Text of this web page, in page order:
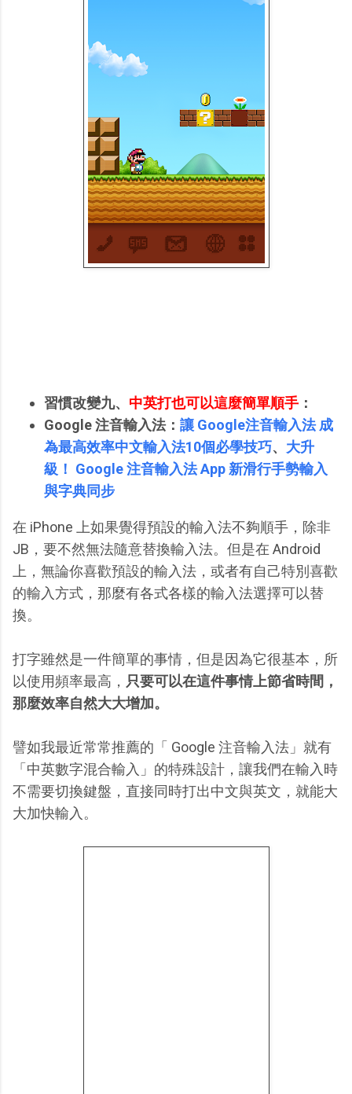
習慣改變九、 中英打也可以這麼簡單順手 ：
Google 注音輸入法： 讓 Google注音輸入法 成
為最高效率中文輸入法10個必學技巧、 大升
級！ Google 注音輸入法 App 新滑行手勢輸入
與字典同步
在 iPhone 上如果覺得預設的輸入法不夠順手，除非
JB，要不然無法隨意替換輸入法。但是在 Android
上，無論你喜歡預設的輸入法，或者有自己特別喜歡
的輸入方式，那麼有各式各樣的輸入法選擇可以替
換。
打字雖然是一件簡單的事情，但是因為它很基本，所
以使用頻率最高， 只要可以在這件事情上節省時間，
那麼效率自然大大增加。
譬如我最近常常推薦的「 Google 注音輸入法」就有
「中英數字混合輸入」的特殊設計，讓我們在輸入時
不需要切換鍵盤，直接同時打出中文與英文，就能大
大加快輸入。